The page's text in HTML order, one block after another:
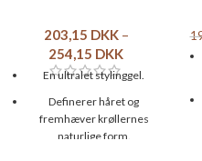
203,15 DKK –
254,15 DKK
En ultralet stylinggel.
Definerer håret og
fremhæver krøllernes
naturlige form.